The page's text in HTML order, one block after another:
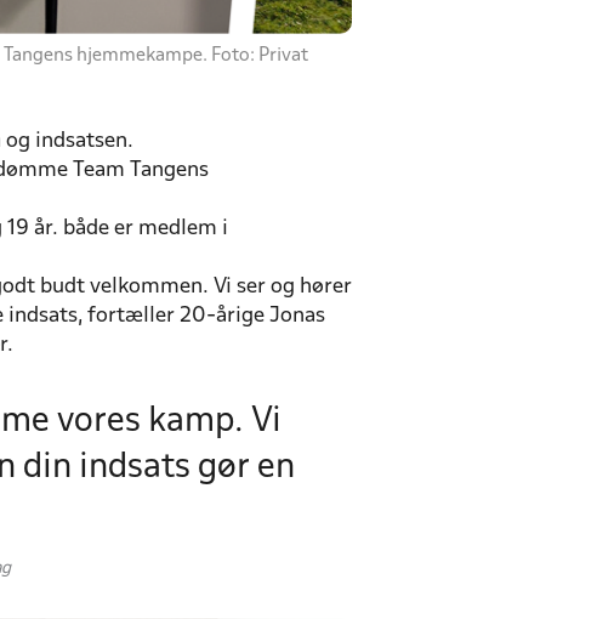
hjemmekampe. Foto: Privat
og indsatsen.
Team Tangens
år. både er medlem i
budt velkommen. Vi ser og hører
indsats, fortæller 20-årige Jonas
vores kamp. Vi
din indsats gør en